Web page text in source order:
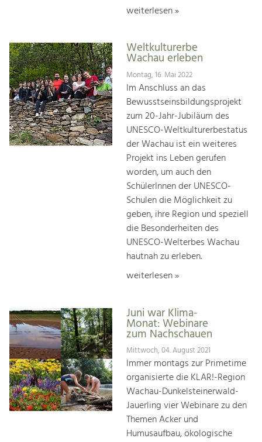
weiterlesen »
Weltkulturerbe
Wachau erleben
Montag, 16. Mai 2022
Im Anschluss an das
Bewusstseinsbildungsprojekt
zum 20-Jahr-Jubiläum des
UNESCO-Weltkulturerbestatus
der Wachau ist ein weiteres
Projekt ins Leben gerufen
worden, um auch den
SchülerInnen der UNESCO-
Schulen die Möglichkeit zu
geben, ihre Region und speziell
die Besonderheiten des
UNESCO-Welterbes Wachau
hautnah zu erleben.
weiterlesen »
Juni war Klima-
Monat: Webinare
zum Nachschauen
Mittwoch, 04. August 2021
Immer montags zur Primetime
organisierte die KLAR!-Region
Wachau-Dunkelsteinerwald-
Jauerling vier Webinare zu den
Themen Acker und
Humusaufbau, ökologische